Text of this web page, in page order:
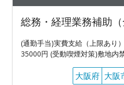
総務・経理業務補助（
(通勤手当)実費支給（上限あり
35000円 (受動喫煙対策)敷地内
大阪府 大阪